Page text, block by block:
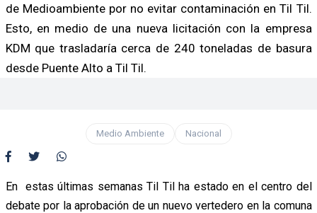
de Medioambiente por no evitar contaminación en Til Til.
Esto, en medio de una nueva licitación con la empresa
KDM que trasladaría cerca de 240 toneladas de basura
desde Puente Alto a Til Til.
Medio Ambiente Nacional
En estas últimas semanas Til Til ha estado en el centro del
debate por la aprobación de un nuevo vertedero en la comuna